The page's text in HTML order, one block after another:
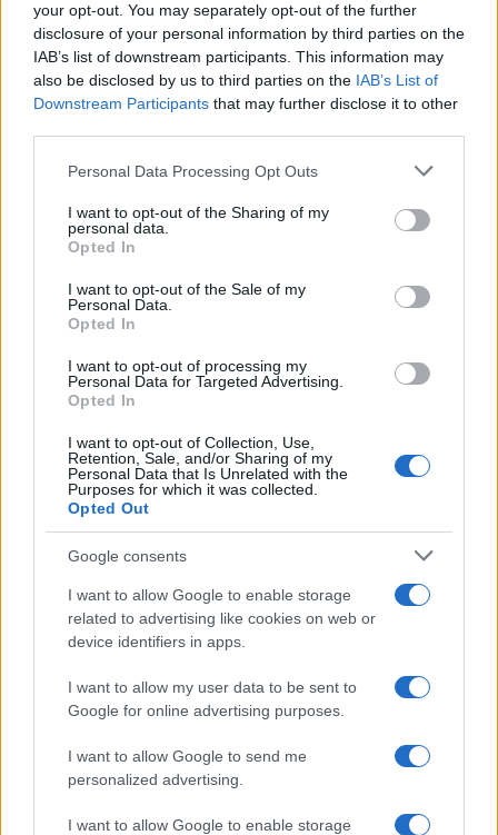
your opt-out. You may separately opt-out of the further
disclosure of your personal information by third parties on the
IAB’s list of downstream participants. This information may
also be disclosed by us to third parties on the IAB’s List of
Downstream Participants that may further disclose it to other
Please note that this website/app uses one or more Google
not limited to your visit or usage behaviour. You may click to
grant or deny consent to Google and its third-party tags to
use your data for below specified purposes in below Google
consent section.
Personal Data Processing Opt Outs
I want to opt-out of the Sharing of my
personal data.
Opted In
I want to opt-out of the Sale of my
Personal Data.
Opted In
I want to opt-out of processing my
Personal Data for Targeted Advertising.
Opted In
I want to opt-out of Collection, Use,
Retention, Sale, and/or Sharing of my
Personal Data that Is Unrelated with the
Purposes for which it was collected.
Opted Out
Google consents
I want to allow Google to enable storage
related to advertising like cookies on web or
device identifiers in apps.
I want to allow my user data to be sent to
Google for online advertising purposes.
I want to allow Google to send me
personalized advertising.
I want to allow Google to enable storage
Sigue leyendo
fallecida en Benicàssim
Lucía Fernández · 4 Ago 2026